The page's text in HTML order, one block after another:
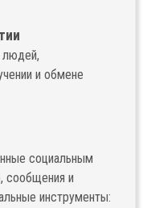
и обмене
социальным
сообщения и
инструменты: